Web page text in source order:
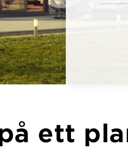
ett